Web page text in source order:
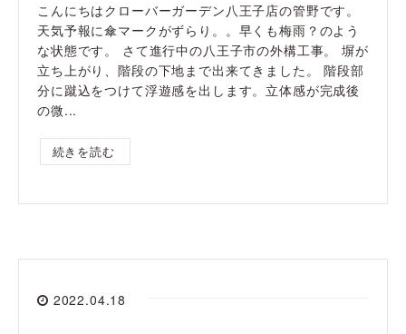
こんにちはクローバーガーデン八王子店の管野です。
天気予報に傘マークがずらり。。早くも梅雨？のよう
な状態です。 さて進行中の八王子市の外構工事。 塀が
立ち上がり、階段の下地まで出来てきました。 階段部
分に蹴込をつけて浮遊感を出します。立体感が完成後
の微...
続きを読む
2022.04.18